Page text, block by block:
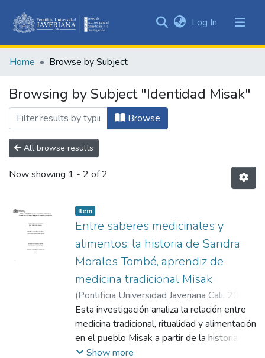
&
All of DSpace
Log In (current)
Home Browse by Subject
Browsing by Subject "Identidad Misak"
Browse
All browse results
Now showing 1 - 2 of 2
Item
Entre saberes medicinales y
alimentos: la historia de Sandra
Morales Tombé, aprendiz de
medicina tradicional Misak
(Pontificia Universidad Javeriana Cali, 2026
Ramos Pabuena, Valentina Isabel;Roldán
Agudelo, Sara Sofía ;Guevara Sotelo, Yurani;
Villamil Martínez, Jorge Mario
Esta investigación analiza la relación entre
medicina tradicional, ritualidad y alimentación
en el pueblo Misak a partir de la historia de
vida de Sandra Morales Tombé, aprendiz de
Show more